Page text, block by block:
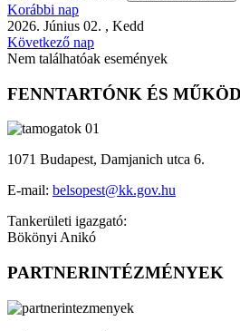
Korábbi nap
2026. Június 02. , Kedd
Következő nap
Nem találhatóak események
FENNTARTÓNK ÉS
1071 Budapest, Damjanich utca 6.
E-mail: belsopest@kk.gov.hu
Tankerületi igazgató:
Bökönyi Anikó
PARTNERINTÉZMÉNYEK